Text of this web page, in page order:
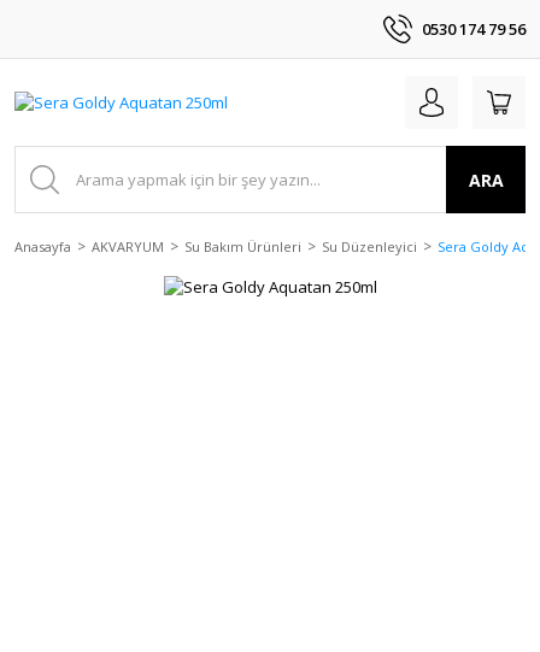
0530 174 79 56
ARA
Anasayfa AKVARYUM Su Bakım Ürünleri Su Düzenleyici Sera Goldy